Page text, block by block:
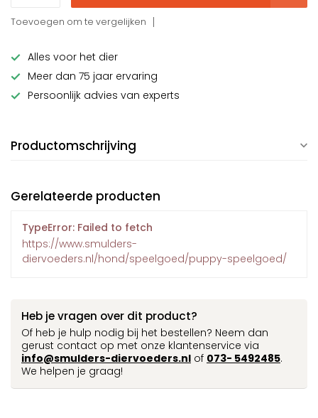
Toevoegen om te vergelijken
Alles voor het dier
Meer dan 75 jaar ervaring
Persoonlijk advies van experts
Productomschrijving
Gerelateerde producten
TypeError: Failed to fetch
https://www.smulders-
diervoeders.nl/hond/speelgoed/puppy-speelgoed/
Heb je vragen over dit product?
Of heb je hulp nodig bij het bestellen? Neem dan
gerust contact op met onze klantenservice via
info@smulders-diervoeders.nl of 073- 5492485.
We helpen je graag!